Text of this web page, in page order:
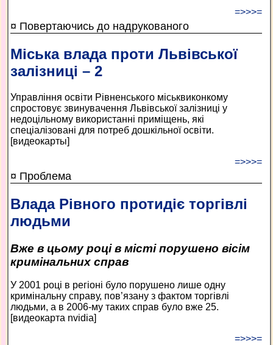
=>>>=
¤ Повертаючись до надрукованого
Міська влада проти Львівської
залізниці – 2
Управління освіти Рівненського міськвиконкому
спростовує звинувачення Львівської залізниці у
недоцільному використанні приміщень, які
спеціалізовані для потреб дошкільної освіти.
[видеокарты]
=>>>=
¤ Проблема
Влада Рівного протидіє торгівлі
людьми
Вже в цьому році в місті порушено вісім
кримінальних справ
У 2001 році в регіоні було порушено лише одну
кримінальну справу, пов’язану з фактом торгівлі
людьми, а в 2006-му таких справ було вже 25.
[видеокарта nvidia]
=>>>=